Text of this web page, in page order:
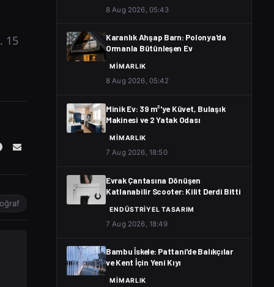
15
8 Aug 2026, 05:43
Karanlık Ahşap Barn: Polonya'da
Ormanla Bütünleşen Ev
MIMARLIK
8 Aug 2026, 05:42
Minik Ev: 39 m²'ye Küvet, Bulaşık
Makinesi ve 2 Yatak Odası
MIMARLIK
7 Aug 2026, 18:50
Evrak Çantasına Dönüşen
Katlanabilir Scooter: Kilit Derdi Bitti
ENDÜSTRIYEL TASARIM
7 Aug 2026, 18:49
Bambu İskele: Pattani'de Balıkçılar
ve Kent İçin Yeni Kıyı
MIMARLIK